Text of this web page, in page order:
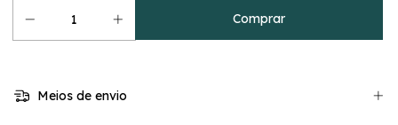
Meios de envio